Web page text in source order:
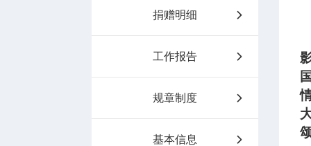
捐赠明细
工作报告
规章制度
基本信息